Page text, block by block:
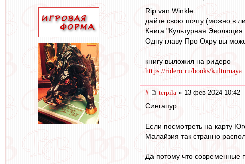
Rip van Winkle
дайте свою почту (можно в
Книга "Культурная
Одну главу Про Охру вы
книгу выложил на ридеро
https://ridero.ru/books/
# terpila » 13 фев 2024 10:42
Сингапур.
Если посмотреть на карту
Малайзия так странно
Да потому что современные